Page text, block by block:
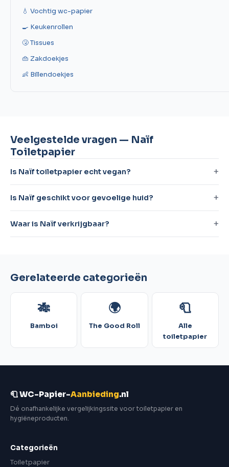
💧 Vochtig wc-papier
🍳 Keukenrollen
🤧 Tissues
👜 Zakdoekjes
👶 Billendoekjes
Veelgestelde vragen — Naïf
Toiletpapier
Is Naïf toiletpapier echt vegan?
Is Naïf geschikt voor gevoelige huid?
Waar is Naïf verkrijgbaar?
Gerelateerde categorieën
🎋
Bamboi
🌍
The Good Roll
🧻
Alle
toiletpapier
🧻 WC-Papier-Aanbieding.nl
Dé onafhankelijke vergelijkingssite voor toiletpapier en
hygiëneproducten.
Categorieën
Toiletpapier